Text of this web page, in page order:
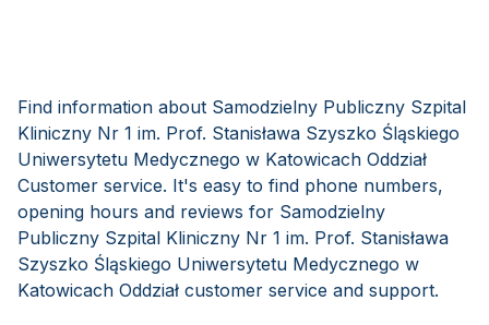
Find information about Samodzielny Publiczny Szpital
Kliniczny Nr 1 im. Prof. Stanisława Szyszko Śląskiego
Uniwersytetu Medycznego w Katowicach Oddział
Customer service. It's easy to find phone numbers,
opening hours and reviews for Samodzielny
Publiczny Szpital Kliniczny Nr 1 im. Prof. Stanisława
Szyszko Śląskiego Uniwersytetu Medycznego w
Katowicach Oddział customer service and support.